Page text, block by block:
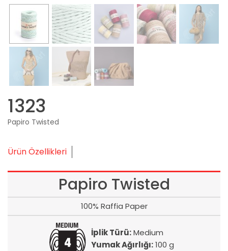
1323
Papiro Twisted
Ürün Özellikleri
Papiro Twisted
100% Raffia Paper
İplik Türü:Medium
Yumak Ağırlığı:100 g